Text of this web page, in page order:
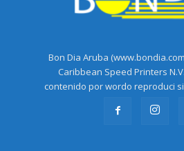
Bon Dia Aruba
Caribbean Speed Printers
contenido por wordo reproduci